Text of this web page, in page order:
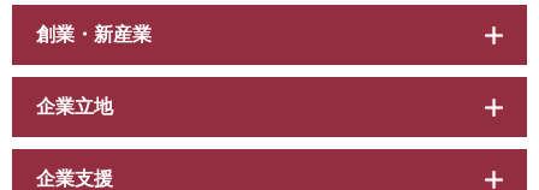
創業・新産業
企業立地
企業支援